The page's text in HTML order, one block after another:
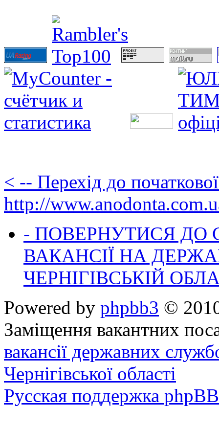
< -- Перехід до
http://
- ПОВЕРНУТИСЯ ДО
ВАКАНСІЇ НА
ЧЕРНІГІВСЬКІЙ
Powered by phpbb3 ©
Заміщення вакантних
вакансії державних
Чернігівської області
Русская поддержка phpBB